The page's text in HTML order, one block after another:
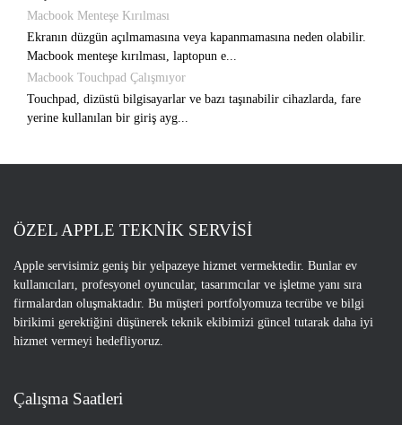
Macbook Menteşe Kırılması
Ekranın düzgün açılmamasına veya kapanmamasına neden olabilir.
Macbook menteşe kırılması, laptopun e...
Macbook Touchpad Çalışmıyor
Touchpad, dizüstü bilgisayarlar ve bazı taşınabilir cihazlarda, fare
yerine kullanılan bir giriş ayg...
ÖZEL APPLE TEKNİK SERVİSİ
Apple servisimiz geniş bir yelpazeye hizmet vermektedir. Bunlar ev
kullanıcıları, profesyonel oyuncular, tasarımcılar ve işletme yanı sıra
firmalardan oluşmaktadır. Bu müşteri portfolyomuza tecrübe ve bilgi
birikimi gerektiğini düşünerek teknik ekibimizi güncel tutarak daha iyi
hizmet vermeyi hedefliyoruz.
Çalışma Saatleri